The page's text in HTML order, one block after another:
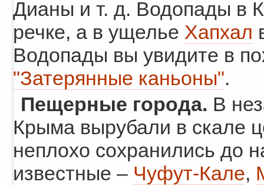
Дианы и т. д. Водопады в
речке, а в ущелье Хапхал
Водопады вы увидите в
"Затерянные каньоны".
Пещерные города. В
Крыма вырубали в скале
неплохо сохранились до
известные – Чуфут-Кале,